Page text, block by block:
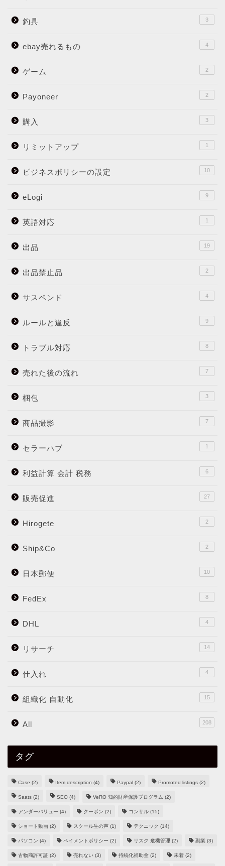
釣具 3
ebay売れるもの 4
ゲーム 2
Payoneer 2
購入 3
リミットアップ 1
ビジネスポリシーの設定 10
eLogi 9
英語対応 1
出品 19
出品禁止品 2
サスペンド 4
ルールと違反 9
トラブル対応 8
売れた後の流れ 7
梱包 3
商品撮影 7
セラーハブ 1
利益計算 会計 税務 6
販売促進 27
Hirogete 2
Ship&Co 2
日本郵便 10
FedEx 8
DHL 4
リサーチ 14
仕入れ 4
組織化 自動化 15
All 208
タグ
Case (2) Item description (4) Paypal (2) Promoted listings (2)
Saats (2) SEO (4) VeRO 知的財産保護プログラム (2)
アンダーバリュー (4) クーポン (2) コンサル (15)
ショート動画 (2) スクール生の声 (1) テクニック (14)
パソコン (4) ペイメントポリシー (2) リスク 危機管理 (2) 副業 (3)
古物商許可証 (2) 売れない (3) 持続化補助金 (2) 未着 (2)